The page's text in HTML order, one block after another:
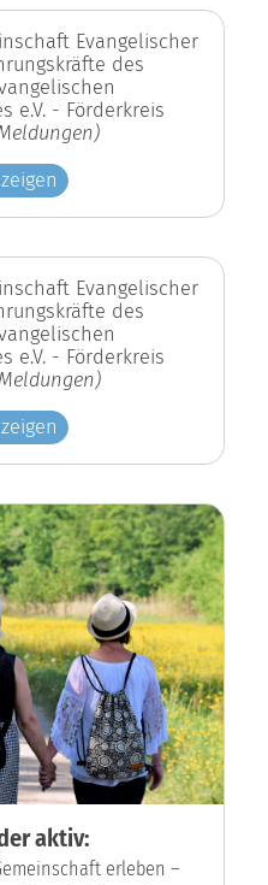
Evangelischer
des
e.V. - Förderkreis
Evangelischer
des
e.V. - Förderkreis
aktiv:
erleben –